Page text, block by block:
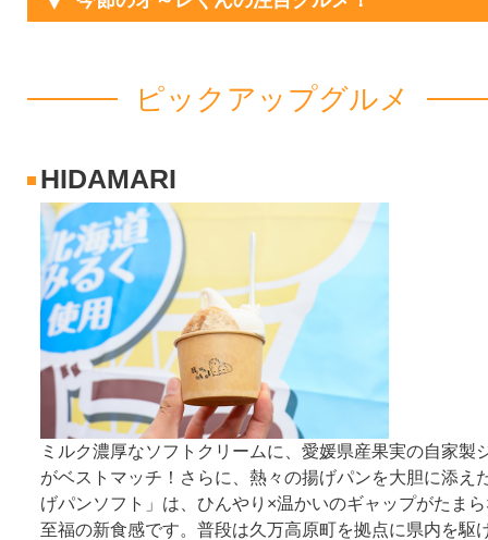
ピックアップグルメ
HIDAMARI
ミルク濃厚なソフトクリームに、愛媛県産果実の自家製
がベストマッチ！さらに、熱々の揚げパンを大胆に添え
げパンソフト」は、ひんやり×温かいのギャップがたま
至福の新食感です。普段は久万高原町を拠点に県内を駆